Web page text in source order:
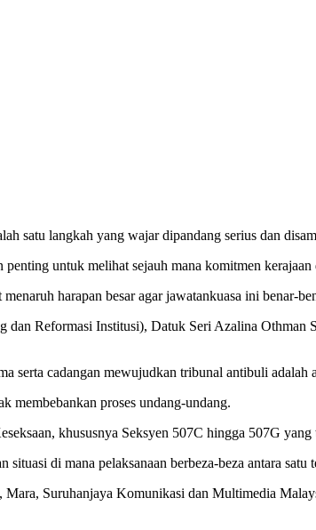
satu langkah yang wajar dipandang serius dan
untuk melihat sejauh mana komitmen
harapan besar agar jawatankuasa ini benar-
Reformasi Institusi), Datuk Seri Azalina Othman
serta cadangan mewujudkan tribunal antibuli adalah
membebankan proses undang-undang.
khususnya Seksyen 507C hingga 507G
di mana pelaksanaan berbeza-beza antara satu
Suruhanjaya Komunikasi dan Multimedia